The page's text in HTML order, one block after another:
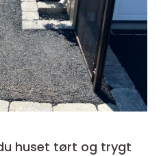
du huset tørt og trygt